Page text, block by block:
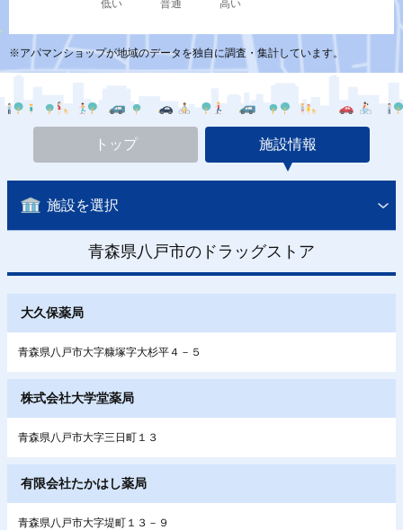
低い 普通 高い
※アパマンショップが地域のデータを独自に調査・集計しています。
トップ 施設情報
施設を選択
青森県八戸市のドラッグストア
大久保薬局
青森県八戸市大字糠塚字大杉平４－５
株式会社大学堂薬局
青森県八戸市大字三日町１３
有限会社たかはし薬局
青森県八戸市大字堤町１３－９